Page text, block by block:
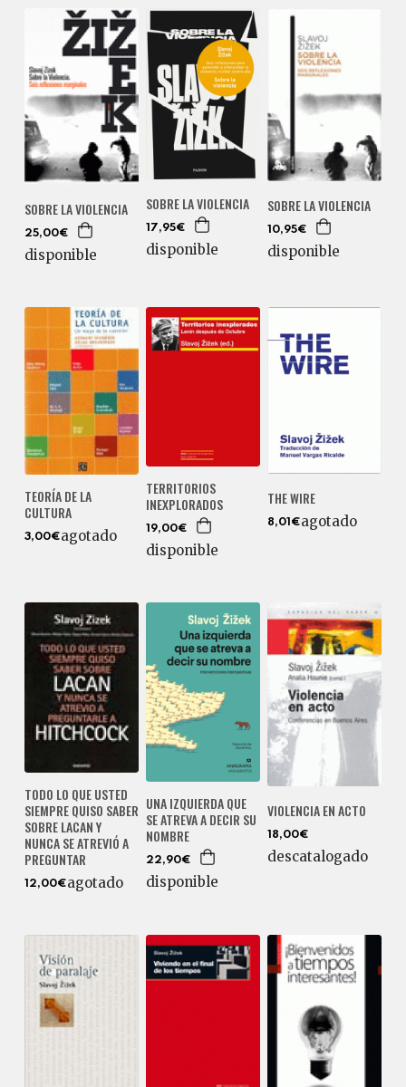
SOBRE LA VIOLENCIA
25,00€
disponible
SOBRE LA VIOLENCIA
17,95€
disponible
SOBRE LA VIOLENCIA
10,95€
disponible
TEORÍA DE LA
CULTURA
3,00€agotado
TERRITORIOS
INEXPLORADOS
19,00€
disponible
THE WIRE
8,01€agotado
TODO LO QUE USTED
SIEMPRE QUISO SABER
SOBRE LACAN Y
NUNCA SE ATREVIÓ A
PREGUNTAR
12,00€agotado
UNA IZQUIERDA QUE
SE ATREVA A DECIR SU
NOMBRE
22,90€
disponible
VIOLENCIA EN ACTO
18,00€
descatalogado